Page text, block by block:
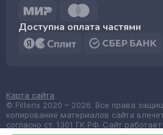
Доступна оплата частями
© Filterix 2020 – 2026. Все права
копирование материалов сайта
согласно ст. 1301 ГК РФ. Сайт
Карта сайта